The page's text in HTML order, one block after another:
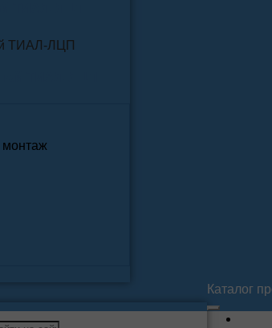
монтаж
Каталог